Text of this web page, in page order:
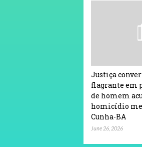
Justiça
flagrante em
de homem
homicídio
Cunha-BA
June 26, 2026